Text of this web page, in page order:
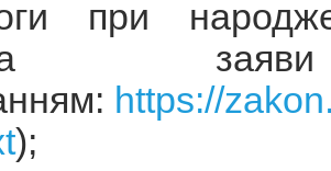
при
https://
);